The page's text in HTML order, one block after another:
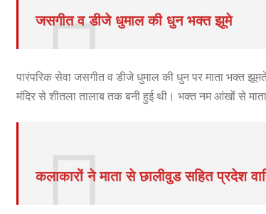
जसगीत व डीजे धुमाल की धुन भक्त झूमे
पारंपरिक सेवा जसगीत व डीजे धुमाल की धुन पर माता भक्त
मंदिर से शीतला तालाब तक बनी हुई थी। भक्त नम आंखों से
कलाकारों ने माता से छालीवुड सहित प्रदेश